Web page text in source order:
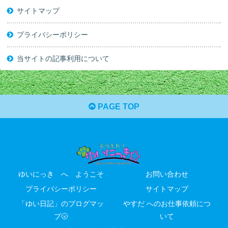
サイトマップ
プライバシーポリシー
当サイトの記事利用について
PAGE TOP
ゆいにっき へ ようこそ
お問い合わせ
プライバシーポリシー
サイトマップ
「ゆい日記」のブログマッ
プ🌝
やすだ へのお仕事依頼につ
いて